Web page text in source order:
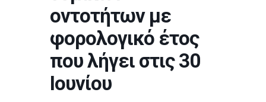
οντοτήτων με
φορολογικό έτος
που λήγει στις 30
Ιουνίου